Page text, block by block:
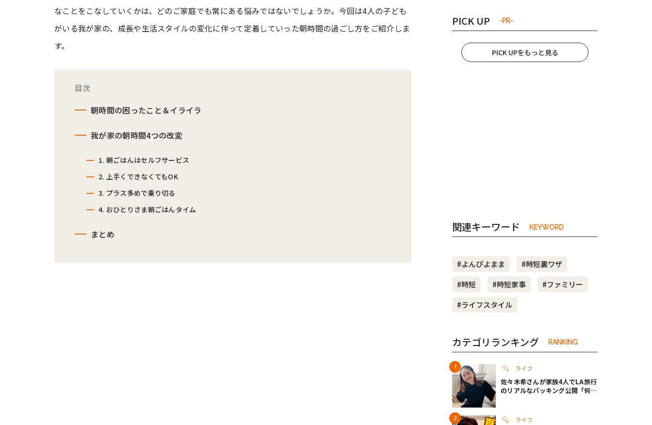
#渡邊大地の令和的ワーパパ道
なことをこなしていくかは、どのご家庭でも常にある悩みではないでしょうか。今回は4人の子ども
がいる我が家の、成長や生活スタイルの変化に伴って定着していった朝時間の過ごし方をご紹介しま
す。
目次
朝時間の困ったこと＆イライラ
我が家の朝時間4つの改変
1. 朝ごはんはセルフサービス
2. 上手くできなくてもOK
3. プラス多めで乗り切る
4. おひとりさま朝ごはんタイム
まとめ
PICK UP -PR-
PICK UPをもっと見る
関連キーワード KEYWORD
#よんぴよまま
#時短裏ワザ
#時短
#時短家事
#ファミリー
#ライフスタイル
カテゴリランキング RANKING
ライフ
佐々木希さんが家族4人でLA旅行
のリアルなパッキング公開「何が
ライフ